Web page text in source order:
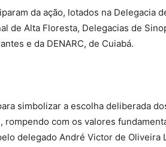
da ação, lotados na Delegacia
de Alta Floresta, Delegacias de
e da DENARC, de Cuiabá.
simbolizar a escolha deliberada
rompendo com os valores
delegado André Victor de Oliveira